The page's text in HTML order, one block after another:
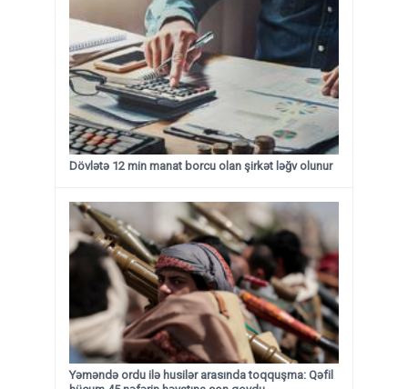
Dövlətə 12 min manat borcu olan şirkət ləğv olunur
Yəməndə ordu ilə husilər arasında toqquşma: Qəfil